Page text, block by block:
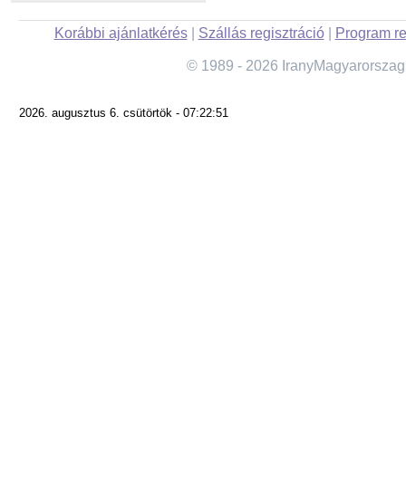
Korábbi ajánlatkérés| Szállás regisztráció| Program
© 1989 - 2026
2026. augusztus 6. csütörtök - 07:22:51